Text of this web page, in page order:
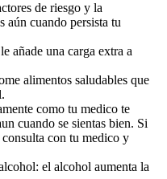
de riesgo y la
aún cuando persista tu
añade una carga extra a
alimentos saludables que
como tu medico te
cuando se sientas bien. Si
con tu medico y
el alcohol aumenta la